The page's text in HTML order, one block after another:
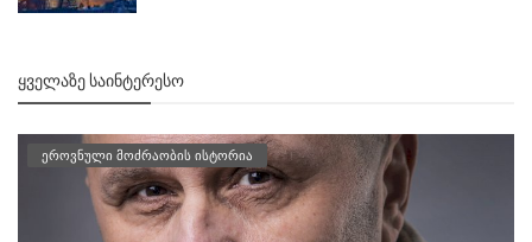
ᲧᲕᲔᲚᲐᲖᲔ ᲡᲐᲘᲜᲢᲔᲠᲔᲡᲝ
ეროვნული მოძრაობის ისტორია